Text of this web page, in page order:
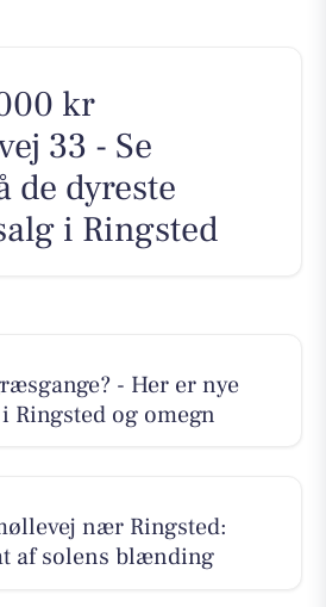
kr
33 - Se
de dyreste
i Ringsted
- Her er nye
og omegn
nær Ringsted:
af solens blænding